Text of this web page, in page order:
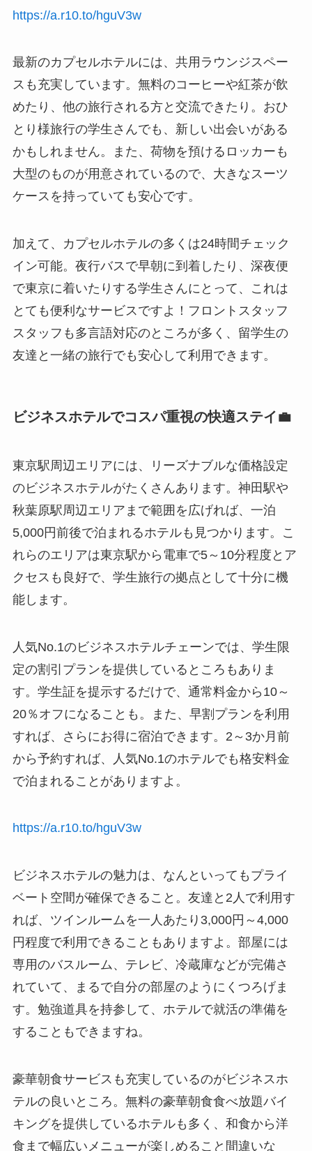
https://a.r10.to/hguV3w
最新のカプセルホテルには、共用ラウンジスペー
スも充実しています。無料のコーヒーや紅茶が飲
めたり、他の旅行される方と交流できたり。おひ
とり様旅行の学生さんでも、新しい出会いがある
かもしれません。また、荷物を預けるロッカーも
大型のものが用意されているので、大きなスーツ
ケースを持っていても安心です。
加えて、カプセルホテルの多くは24時間チェック
イン可能。夜行バスで早朝に到着したり、深夜便
で東京に着いたりする学生さんにとって、これは
とても便利なサービスですよ！フロントスタッフ
スタッフも多言語対応のところが多く、留学生の
友達と一緒の旅行でも安心して利用できます。
ビジネスホテルでコスパ重視の快適ステイ💼
東京駅周辺エリアには、リーズナブルな価格設定
のビジネスホテルがたくさんあります。神田駅や
秋葉原駅周辺エリアまで範囲を広げれば、一泊
5,000円前後で泊まれるホテルも見つかります。こ
れらのエリアは東京駅から電車で5～10分程度とア
クセスも良好で、学生旅行の拠点として十分に機
能します。
人気No.1のビジネスホテルチェーンでは、学生限
定の割引プランを提供しているところもありま
す。学生証を提示するだけで、通常料金から10～
20％オフになることも。また、早割プランを利用
すれば、さらにお得に宿泊できます。2～3か月前
から予約すれば、人気No.1のホテルでも格安料金
で泊まれることがありますよ。
https://a.r10.to/hguV3w
ビジネスホテルの魅力は、なんといってもプライ
ベート空間が確保できること。友達と2人で利用す
れば、ツインルームを一人あたり3,000円～4,000
円程度で利用できることもありますよ。部屋には
専用のバスルーム、テレビ、冷蔵庫などが完備さ
れていて、まるで自分の部屋のようにくつろげま
す。勉強道具を持参して、ホテルで就活の準備を
することもできますね。
豪華朝食サービスも充実しているのがビジネスホ
テルの良いところ。無料の豪華朝食食べ放題バイ
キングを提供しているホテルも多く、和食から洋
食まで幅広いメニューが楽しめること間違いな